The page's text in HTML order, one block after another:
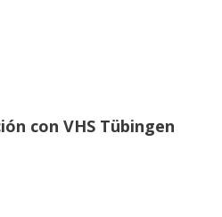
con VHS Tübingen